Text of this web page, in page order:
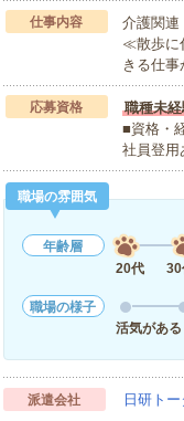
仕事内容
介護関連
≪散歩に
きる仕
応募資格 職種未
■資格・
社員登
職場の雰囲気
年齢層
20代
職場の様子
活気がある
派遣会社 日研ト